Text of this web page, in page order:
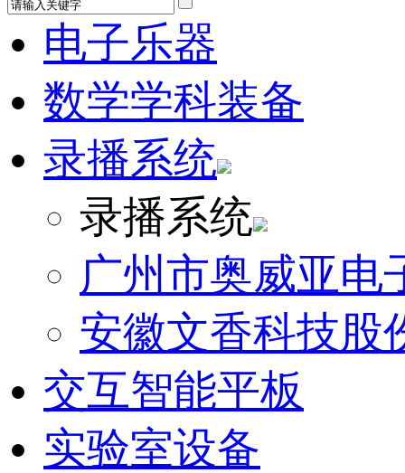
电子乐器
数学学科装备
录播系统
录播系统
广州市奥威亚电
安徽文香科技股
交互智能平板
实验室设备